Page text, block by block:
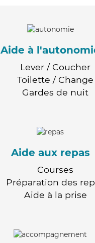
Aide à
Lever / Coucher
Toilette / Change
Gardes de nuit
Aide aux repas
Courses
Préparation des
Aide à la prise